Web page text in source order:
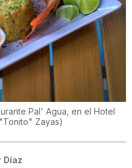
Pal' Agua, en el Hotel
Zayas)
Díaz